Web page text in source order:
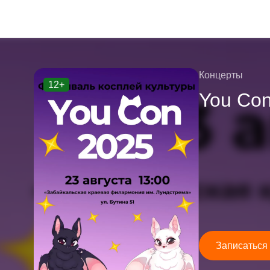
12+
Концерты
You
Записаться